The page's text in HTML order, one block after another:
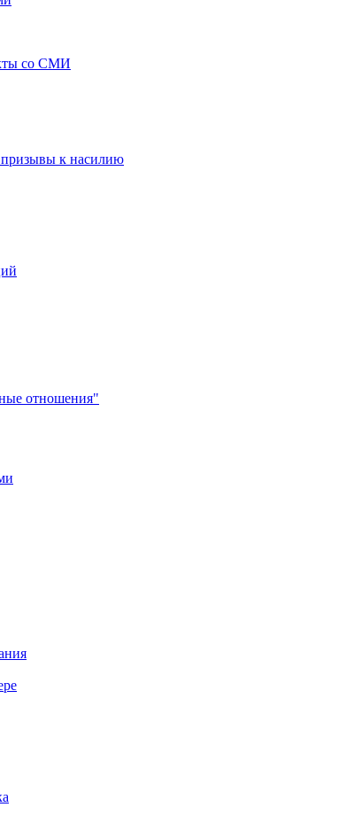
со СМИ
призывы к насилию
отношения"